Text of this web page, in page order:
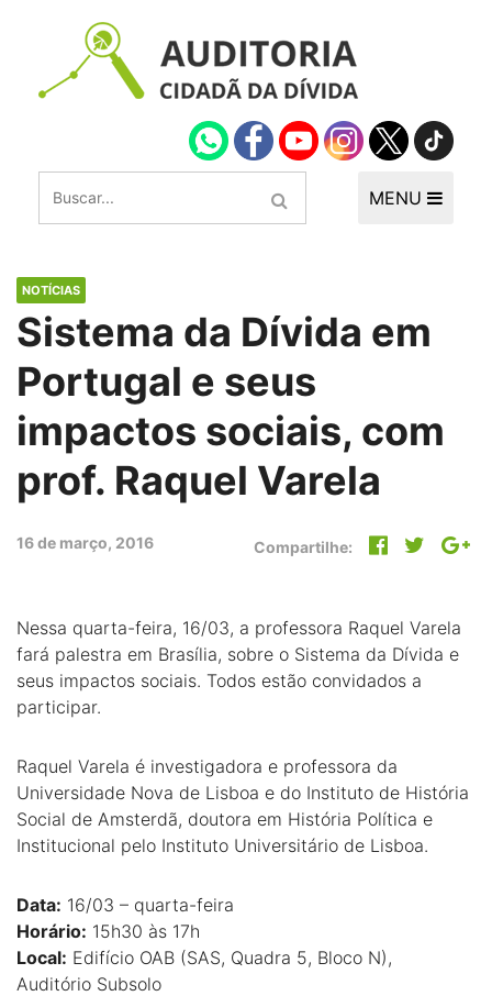
MENU
NOTÍCIAS
Sistema da Dívida em
Portugal e seus
impactos sociais, com
prof. Raquel Varela
16 de março, 2016 Compartilhe:
Nessa quarta-feira, 16/03, a professora Raquel Varela
fará palestra em Brasília, sobre o Sistema da Dívida e
seus impactos sociais. Todos estão convidados a
participar.
Raquel Varela é investigadora e professora da
Universidade Nova de Lisboa e do Instituto de História
Social de Amsterdã, doutora em História Política e
Institucional pelo Instituto Universitário de Lisboa.
Data: 16/03 – quarta-feira
Horário: 15h30 às 17h
Local: Edifício OAB (SAS, Quadra 5, Bloco N),
Auditório Subsolo